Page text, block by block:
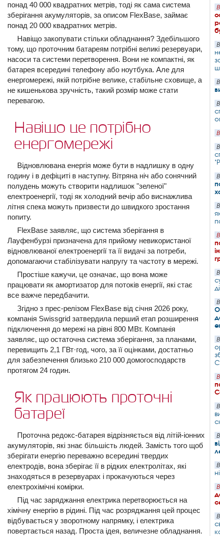
понад 40 000 квадратних метрів, тоді як сама система
зберігання акумуляторів, за описом FlexBase, займає
понад 20 000 квадратних метрів.
Навіщо закопувати стільки обладнання? Здебільшого
тому, що проточним батареям потрібні великі резервуари,
насоси та системи перетворення. Вони не компактні, як
батарея всередині телефону або ноутбука. Але для
енергомережі, якій потрібне велике, стабільне сховище, а
не кишенькова зручність, такий розмір може стати
перевагою.
Навіщо це потрібно
енергомережі
Відновлювана енергія може бути в надлишку в одну
годину і в дефіциті в наступну. Вітряна ніч або сонячний
полудень можуть створити надлишок "зеленої"
електроенергії, тоді як холодний вечір або виснажлива
літня спека можуть призвести до швидкого зростання
попиту.
FlexBase заявляє, що система зберігання в
Лауфенбурзі призначена для прийому невикористаної
відновлюваної електроенергії та її видачі за потреби,
допомагаючи стабілізувати напругу та частоту в мережі.
Простіше кажучи, це означає, що вона може
працювати як амортизатор для потоків енергії, які стає
все важче передбачити.
Згідно з прес-релізом FlexBase від січня 2026 року,
компанія Swissgrid затвердила перший етап розширення
підключення до мережі на рівні 800 МВт. Компанія
заявляє, що остаточна система зберігання, за планами,
перевищить 2,1 ГВт·год, чого, за її оцінками, достатньо
для забезпечення близько 210 000 домогосподарств
протягом 24 годин.
Як працюють проточні
батареї
Проточна редокс-батарея відрізняється від літій-іонних
акумуляторів, які знає більшість людей. Замість того щоб
зберігати енергію переважно всередині твердих
електродів, вона зберігає її в рідких електролітах, які
знаходяться в резервуарах і прокачуються через
електрохімічні комірки.
Під час заряджання електрика перетворюється на
хімічну енергію в рідині. Під час розряджання цей процес
відбувається у зворотному напрямку, і електрика
повертається назад. Проста ідея, величезне обладнання.